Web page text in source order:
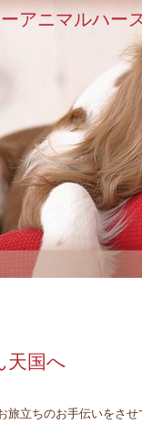
アニマルハー
天国へ
立ちのお手伝いをさせ